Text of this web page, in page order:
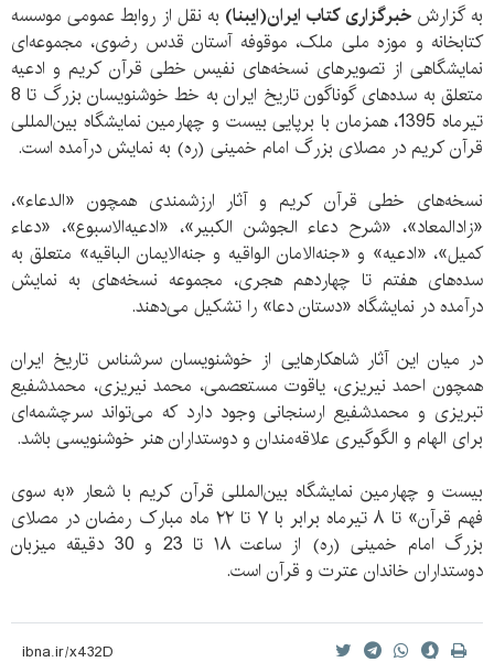
به گزارشخبرگزاری کتاب ایران(ایبنا) به نقل از روابط عمومی موسسه
کتابخانه و موزه ملی ملک، موقوفه آستان قدس رضوی، مجموعه‌ای
نمایشگاهی از تصویرهای نسخه‌های نفیس خطی قرآن کریم و ادعیه
متعلق به سده‌های گوناگون تاریخ ایران به خط خوشنویسان بزرگ تا 8
تیرماه 1395، همزمان با برپایی بیست و چهارمین نمایشگاه بین‌المللی
قرآن کریم در مصلای بزرگ امام خمینی (ره) به نمایش درآمده است.
نسخه‌های خطی قرآن کریم و آثار ارزشمندی همچون «الدعاء»،
«زادالمعاد»، «شرح دعاء الجوشن الکبیر»، «ادعیه‌الاسبوع»، «دعاء
کمیل»، «ادعیه» و «جنه‌الامان الواقیه و جنه‌الایمان الباقیه» متعلق به
سده‌های هفتم تا چهاردهم هجری، مجموعه نسخه‌های به نمایش
درآمده در نمایشگاه «دستان دعا» را تشکیل می‌دهند.
در میان این آثار شاهکارهایی از خوشنویسان سرشناس تاریخ ایران
همچون احمد نیریزی، یاقوت مستعصمی، محمد نیریزی، محمدشفیع
تبریزی و محمدشفیع ارسنجانی وجود دارد که می‌تواند سرچشمه‌ای
برای الهام و الگوگیری علاقه‌مندان و دوستداران هنر خوشنویسی باشد.
بیست و چهارمین نمایشگاه بین‌المللی قرآن کریم با شعار «به سوی
فهم قرآن» تا ٨ تیرماه برابر با ٧ تا ٢٢ ماه مبارک رمضان در مصلای
بزرگ امام خمینی (ره) از ساعت ١٨ تا 23 و 30 دقیقه میزبان
دوستداران خاندان عترت و قرآن است.